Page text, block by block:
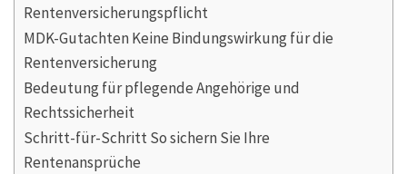
Rentenversicherungspflicht
MDK-Gutachten Keine Bindungswirkung für die
Rentenversicherung
Bedeutung für pflegende Angehörige und
Rechtssicherheit
Schritt-für-Schritt So sichern Sie Ihre
Rentenansprüche